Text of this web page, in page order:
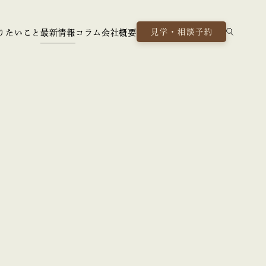
たいこと最新情報 コラム 会社概要 見学・相談予約